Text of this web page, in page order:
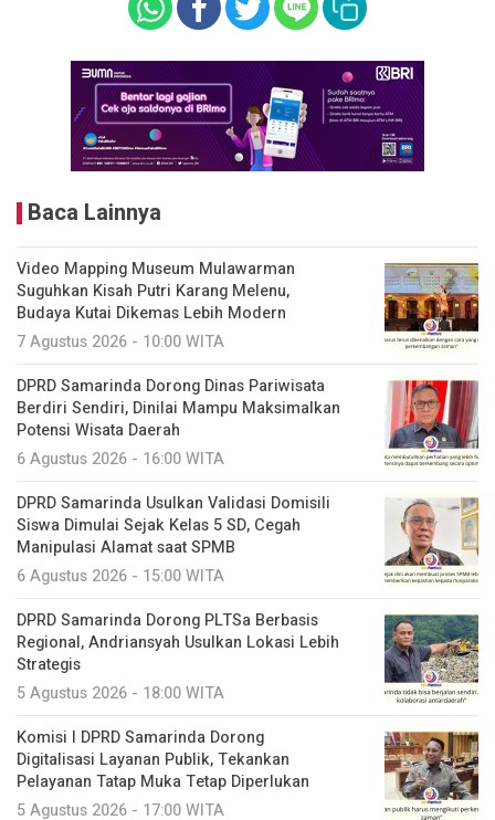
Baca Lainnya
Video Mapping Museum Mulawarman
Suguhkan Kisah Putri Karang Melenu,
Budaya Kutai Dikemas Lebih Modern
7 Agustus 2026 - 10:00 WITA
DPRD Samarinda Dorong Dinas Pariwisata
Berdiri Sendiri, Dinilai Mampu Maksimalkan
Potensi Wisata Daerah
6 Agustus 2026 - 16:00 WITA
DPRD Samarinda Usulkan Validasi Domisili
Siswa Dimulai Sejak Kelas 5 SD, Cegah
Manipulasi Alamat saat SPMB
6 Agustus 2026 - 15:00 WITA
DPRD Samarinda Dorong PLTSa Berbasis
Regional, Andriansyah Usulkan Lokasi Lebih
Strategis
5 Agustus 2026 - 18:00 WITA
Komisi I DPRD Samarinda Dorong
Digitalisasi Layanan Publik, Tekankan
Pelayanan Tatap Muka Tetap Diperlukan
5 Agustus 2026 - 17:00 WITA